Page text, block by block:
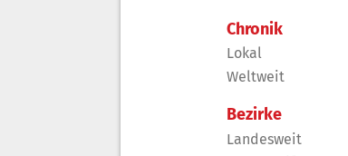
Chronik
Lokal
Weltweit
Bezirke
Landesweit